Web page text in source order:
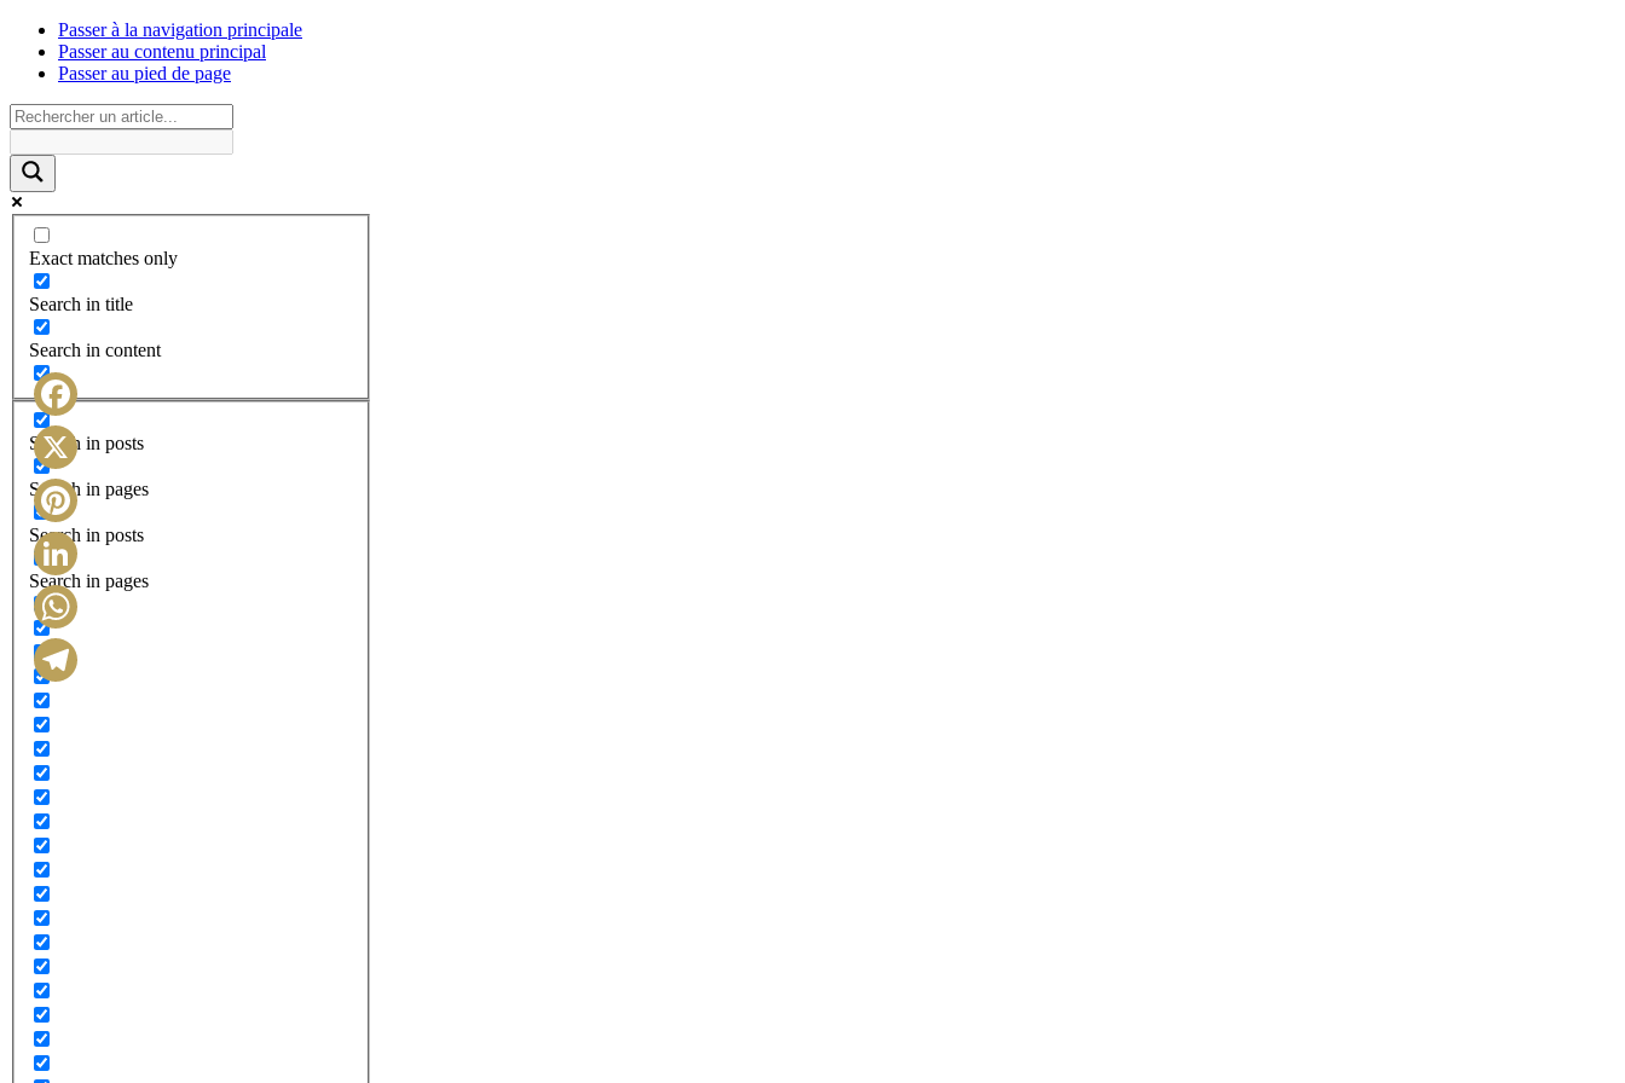
Passer à la navigation principale
Passer au contenu principal
Passer au pied de page
Exact matches only
Search in title
Search in content
Search in posts
Search in pages
Search in posts
Search in pages
Facebook
X
Pinterest
LinkedIn
WhatsApp
Telegram